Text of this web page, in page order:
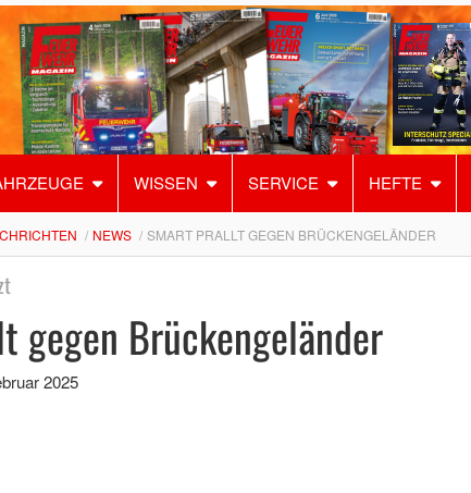
WISSEN SERVICE HEFTE
NEWS SMART PRALLT GEGEN BRÜCKENGELÄNDER
gegen Brückengeländer
2025